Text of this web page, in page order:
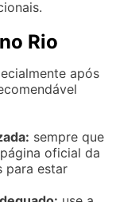
Rio
após
sempre que
oficial da
para estar